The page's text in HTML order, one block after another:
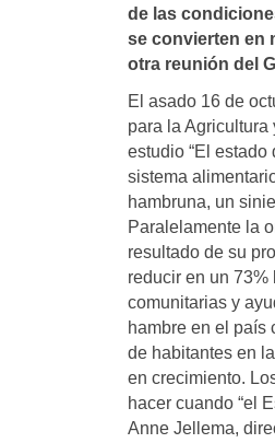
de las
se convierten en
otra reunión del
El asado 16 de
para la
estudio “El estado
sistema
hambruna, un
Paralelamente la
resultado de su
reducir en un
comunitarias y
hambre en el país
de habitantes en
en crecimiento.
hacer cuando “el
Anne Jellema,